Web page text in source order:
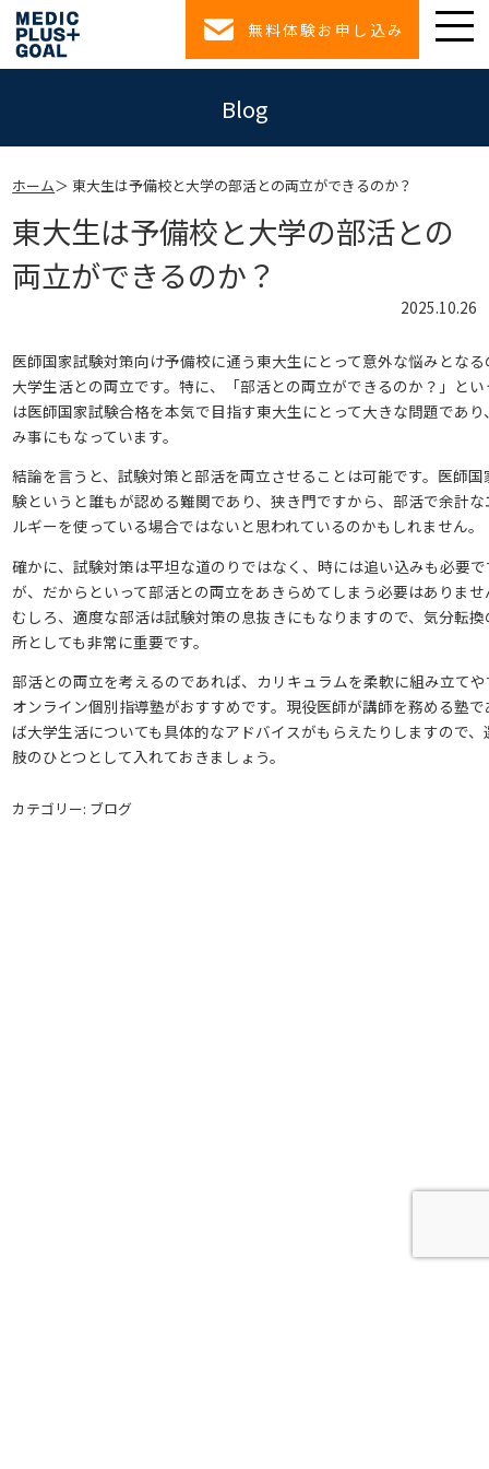
無料体験お申し込み
Blog
ホーム 東大生は予備校と大学の部活との両立ができるのか？
東大生は予備校と大学の部活との
両立ができるのか？
2025.10.26
医師国家試験対策向け予備校に通う東大生にとって意外な悩みとな
大学生活との両立です。特に、「部活との両立ができるのか？」と
は医師国家試験合格を本気で目指す東大生にとって大きな問題であり
み事にもなっています。
結論を言うと、試験対策と部活を両立させることは可能です。医師国
験というと誰もが認める難関であり、狭き門ですから、部活で余計な
ルギーを使っている場合ではないと思われているのかもしれません。
確かに、試験対策は平坦な道のりではなく、時には追い込みも必要
が、だからといって部活との両立をあきらめてしまう必要はありま
むしろ、適度な部活は試験対策の息抜きにもなりますので、気分転
所としても非常に重要です。
部活との両立を考えるのであれば、カリキュラムを柔軟に組み立て
オンライン個別指導塾がおすすめです。現役医師が講師を務める塾
ば大学生活についても具体的なアドバイスがもらえたりしますので、
肢のひとつとして入れておきましょう。
カテゴリー: ブログ